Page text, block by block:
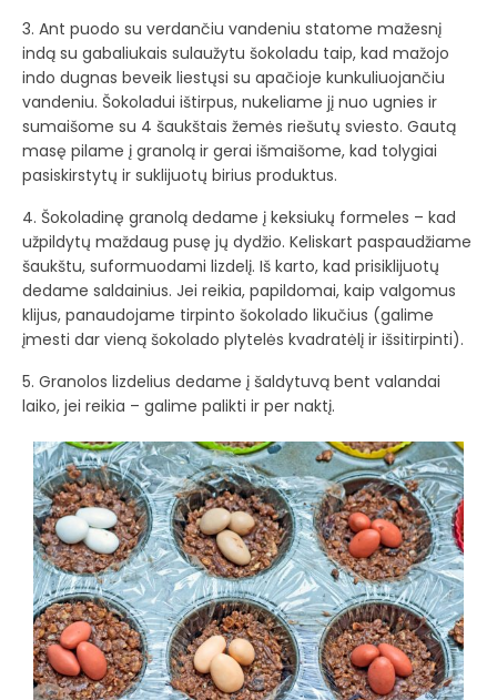
3. Ant puodo su verdančiu vandeniu statome mažesnį
indą su gabaliukais sulaužytu šokoladu taip, kad mažojo
indo dugnas beveik liestųsi su apačioje kunkuliuojančiu
vandeniu. Šokoladui ištirpus, nukeliame jį nuo ugnies ir
sumaišome su 4 šaukštais žemės riešutų sviesto. Gautą
masę pilame į granolą ir gerai išmaišome, kad tolygiai
pasiskirstytų ir suklijuotų birius produktus.
4. Šokoladinę granolą dedame į keksiukų formeles – kad
užpildytų maždaug pusę jų dydžio. Keliskart paspaudžiame
šaukštu, suformuodami lizdelį. Iš karto, kad prisiklijuotų
dedame saldainius. Jei reikia, papildomai, kaip valgomus
klijus, panaudojame tirpinto šokolado likučius (galime
įmesti dar vieną šokolado plytelės kvadratėlį ir išsitirpinti).
5. Granolos lizdelius dedame į šaldytuvą bent valandai
laiko, jei reikia – galime palikti ir per naktį.